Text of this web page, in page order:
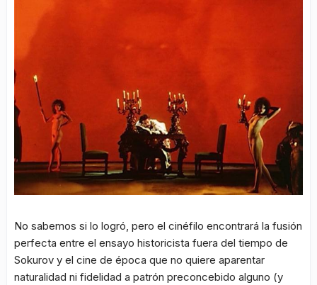
No sabemos si lo logró, pero el cinéfilo encontrará la fusión
perfecta entre el ensayo historicista fuera del tiempo de
Sokurov y el cine de época que no quiere aparentar
naturalidad ni fidelidad a patrón preconcebido alguno (y